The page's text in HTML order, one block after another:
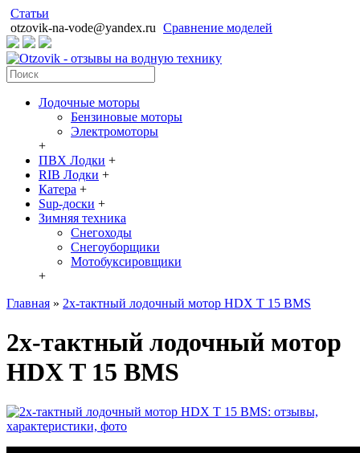
Статьи
otzovik-na-vode@yandex.ru Сравнение моделей
Лодочные моторы
Бензиновые моторы
Электромоторы
+
ПВХ Лодки +
RIB Лодки +
Катера +
Sup-доски +
Зимняя техника
Снегоходы
Cнегоуборщики
Мотобуксировщики
+
Главная » 2х-тактный лодочный мотор HDX T 15 BMS
2х-тактный лодочный мотор
HDX T 15 BMS